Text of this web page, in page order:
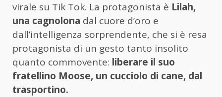
virale su Tik Tok. La protagonista è Lilah,
una cagnolona dal cuore d’oro e
dall’intelligenza sorprendente, che si è resa
protagonista di un gesto tanto insolito
quanto commovente: liberare il suo
fratellino Moose, un cucciolo di cane, dal
trasportino.